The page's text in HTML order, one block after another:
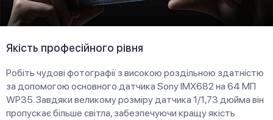
Якість професійного рівня
Робіть чудові фотографії з високою роздільною здатністю
за допомогою основного датчика Sony IMX682 на 64 МП
WP35. Завдяки великому розміру датчика 1/1,73 дюйма він
пропускає більше світла, забезпечуючи кращу якість